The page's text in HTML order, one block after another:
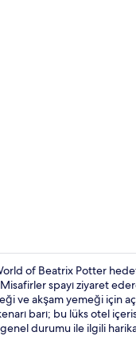
of Beatrix Potter
spayı ziyaret
ve akşam yemeği için
barı; bu lüks otel
durumu ile ilgili